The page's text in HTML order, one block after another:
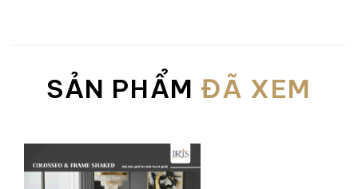
bền vững chắc
Ưu điểm nổi bật của bàn ăn mặt đá
Colosseo là gì?
SẢN PHẨM ĐÃ XEM